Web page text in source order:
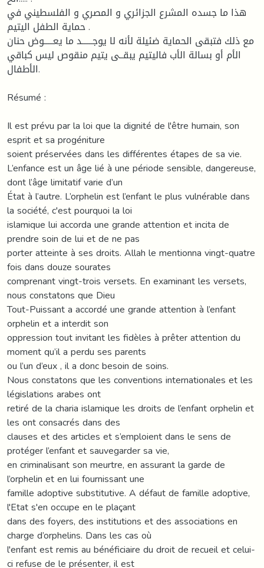
هذا ما جسده المشرع الجزائري و المصري و الفلسطيني في
حماية الطفل اليتيم .
مع ذلك فتبقى الحماية ضئيلة لأنه لا يوجــــــد ما يعـــــوض حنان
الأم أو بسالة الأب فاليتيم يبقــى يتيم منقوص ليس كباقي
الأطفال.
Résumé :
Il est prévu par la loi que la dignité de l'être humain, son
esprit et sa progéniture
soient préservées dans les différentes étapes de sa vie.
L’enfance est un âge lié à une période sensible, dangereuse,
dont l’âge limitatif varie d’un
État à l’autre. L’orphelin est l’enfant le plus vulnérable dans
la société, c'est pourquoi la loi
islamique lui accorda une grande attention et incita de
prendre soin de lui et de ne pas
porter atteinte à ses droits. Allah le mentionna vingt-quatre
fois dans douze sourates
comprenant vingt-trois versets. En examinant les versets,
nous constatons que Dieu
Tout-Puissant a accordé une grande attention à l’enfant
orphelin et a interdit son
oppression tout invitant les fidèles à prêter attention du
moment qu’il a perdu ses parents
ou l’un d’eux , il a donc besoin de soins.
Nous constatons que les conventions internationales et les
législations arabes ont
retiré de la charia islamique les droits de l’enfant orphelin et
les ont consacrés dans des
clauses et des articles et s’emploient dans le sens de
protéger l’enfant et sauvegarder sa vie,
en criminalisant son meurtre, en assurant la garde de
l’orphelin et en lui fournissant une
famille adoptive substitutive. A défaut de famille adoptive,
l'Etat s'en occupe en le plaçant
dans des foyers, des institutions et des associations en
charge d’orphelins. Dans les cas où
l'enfant est remis au bénéficiaire du droit de recueil et celui-
ci refuse de le présenter, il est